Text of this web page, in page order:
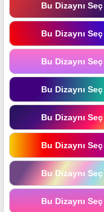
Bu Dizaynı Seç
Bu Dizaynı Seç
Bu Dizaynı Seç
Bu Dizaynı Seç
Bu Dizaynı Seç
Bu Dizaynı Seç
Bu Dizaynı Seç
Bu Dizaynı Seç